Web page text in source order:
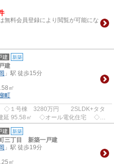
無料会員登録により閲覧が可能にな
建 新築
建
」駅 徒歩15分
㎡
町
◇１号棟 3280万円 2SLDK+タタ
延 95.58㎡ ◇オール電化住宅 ◇並
まで徒歩15分
建 新築
三丁目 新築一戸建
」駅 徒歩19分
㎡